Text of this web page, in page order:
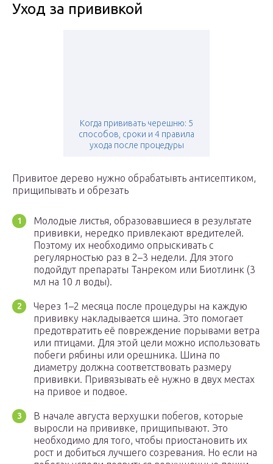
Уход за прививкой
Когда прививать черешню: 5
способов, сроки и 4 правила
ухода после процедуры
Привитое дерево нужно обрабатывть антисептиком,
прищипывать и обрезать
Молодые листья, образовавшиеся в результате
прививки, нередко привлекают вредителей.
Поэтому их необходимо опрыскивать с
регулярностью раз в 2–3 недели. Для этого
подойдут препараты Танреком или Биотлинк (3
мл на 10 л воды).
Через 1–2 месяца после процедуры на каждую
прививку накладывается шина. Это помогает
предотвратить её повреждение порывами ветра
или птицами. Для этой цели можно использовать
побеги рябины или орешника. Шина по
диаметру должна соответствовать размеру
прививки. Привязывать её нужно в двух местах
на привое и подвое.
В начале августа верхушки побегов, которые
выросли на прививке, прищипывают. Это
необходимо для того, чтобы приостановить их
рост и добиться лучшего созревания. Но если на